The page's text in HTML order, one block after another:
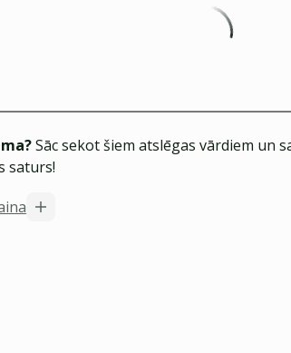
Sāc sekot šiem atslēgas vārdiem un
saturs!